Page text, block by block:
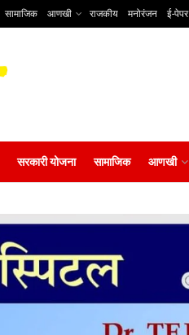
सामाजिक आणखी राजकीय मनोरंजन ई-पेपर
सरकारी योजना सामाजिक आणखी